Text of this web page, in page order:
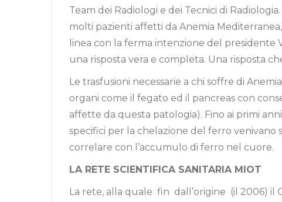
Team dei Radiologi e dei Tecnici di
molti pazienti affetti da Anemia
linea con la ferma intenzione del presidente
una risposta vera e completa. Una risposta
Le trasfusioni necessarie a chi soffre di
organi come il fegato ed il pancreas con
affette da questa patologia). Fino ai primi
specifici per la chelazione del ferro venivano
correlare con l’accumulo di ferro nel cuore.
LA RETE SCIENTIFICA SANITARIA MIOT
La rete, alla quale fin dall’origine (il 2006) il